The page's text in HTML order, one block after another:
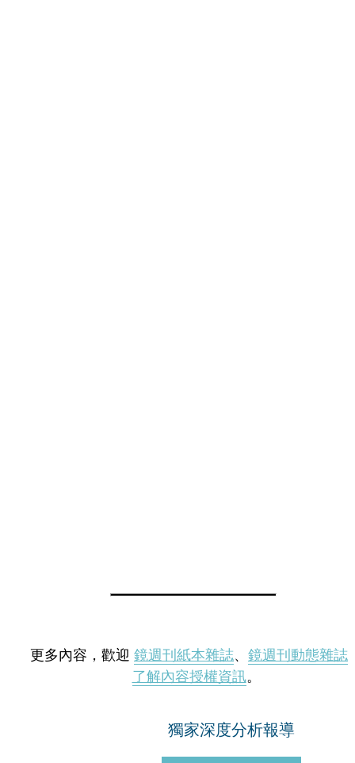
更多內容，歡迎 鏡週刊紙本雜誌、 鏡週刊動態雜誌
了解內容授權資訊。
獨家深度分析報導